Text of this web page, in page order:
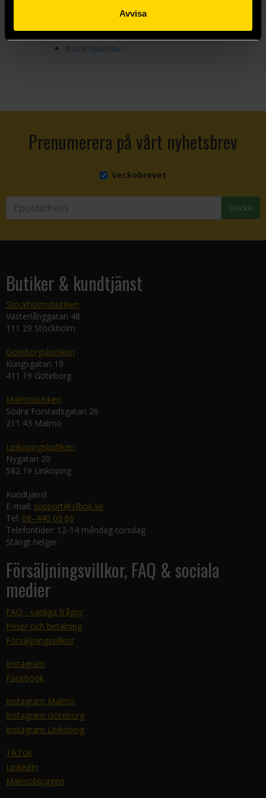
Avvisa
Burning Kingdoms
Burnt Sparrow
Prenumerera på vårt nyhetsbrev
Veckobrevet
Skicka
Butiker & kundtjänst
Stockholmsbutiken
Västerlånggatan 48
111 29 Stockholm
Göteborgsbutiken
Kungsgatan 19
411 19 Göteborg
Malmöbutiken
Södra Förstadsgatan 26
211 43 Malmö
Linköpingsbutiken
Nygatan 20
582 19 Linköping
Kundtjänst
E-mail: support@sfbok.se
Tel: 08–440 00 66
Telefontider: 12-14 måndag-torsdag
Stängt helger
Försäljningsvillkor, FAQ & sociala
medier
FAQ - vanliga frågor
Priser och betalning
Försäljningsvillkor
Instagram
Facebook
Instagram Malmö
Instagram Göteborg
Instagram Linköping
TikTok
LinkedIn
Malmöbloggen